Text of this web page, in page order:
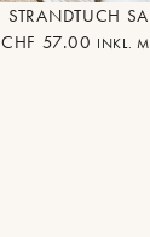
STRANDTUCH
CHF 57.00 INKL.